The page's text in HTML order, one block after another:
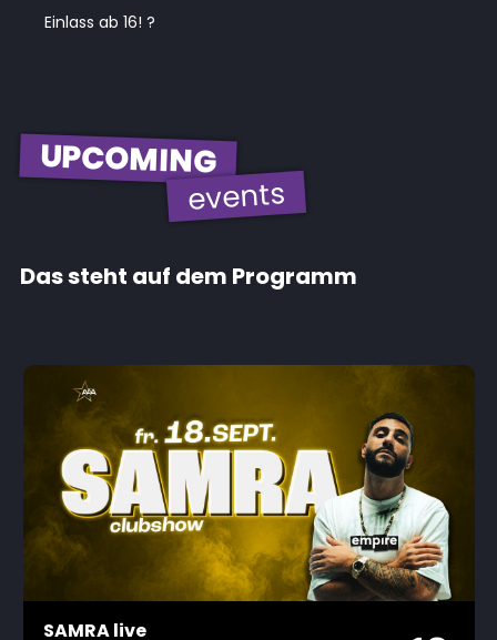
Einlass ab 16! ?
UPCOMING
events
Das steht auf dem Programm
SAMRA live